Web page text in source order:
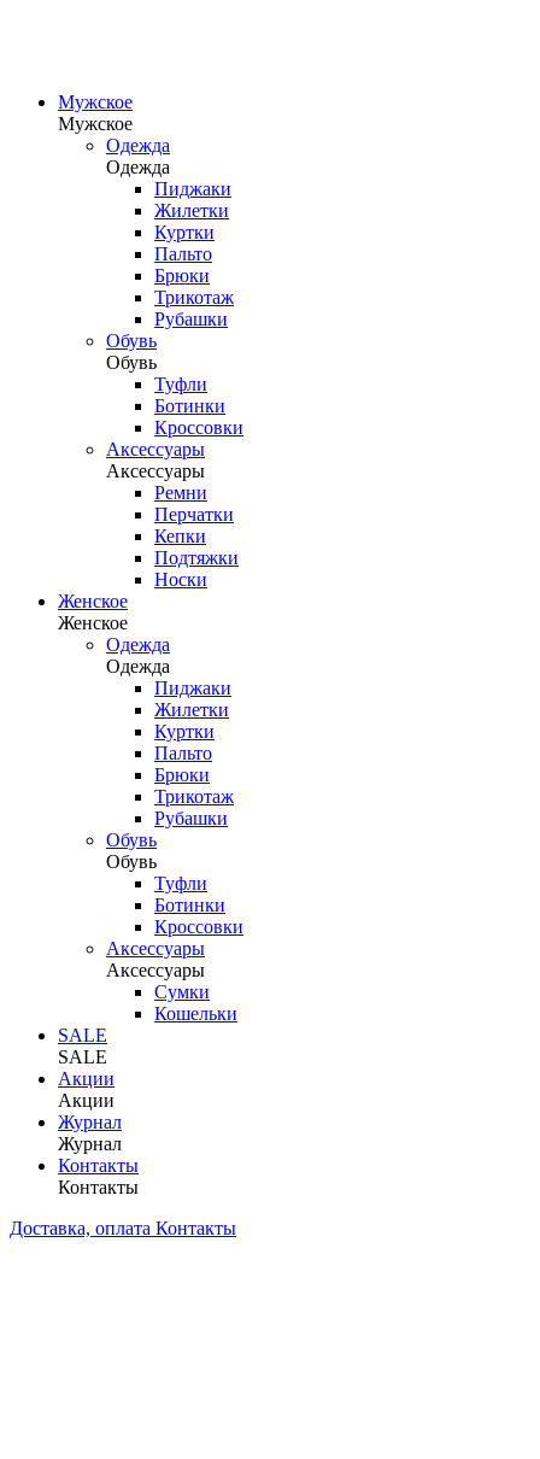
Мужское
Мужское
Одежда
Одежда
Пиджаки
Жилетки
Куртки
Пальто
Брюки
Трикотаж
Рубашки
Обувь
Обувь
Туфли
Ботинки
Кроссовки
Аксессуары
Аксессуары
Ремни
Перчатки
Кепки
Подтяжки
Носки
Женское
Женское
Одежда
Одежда
Пиджаки
Жилетки
Куртки
Пальто
Брюки
Трикотаж
Рубашки
Обувь
Обувь
Туфли
Ботинки
Кроссовки
Аксессуары
Аксессуары
Сумки
Кошельки
SALE
SALE
Акции
Акции
Журнал
Журнал
Контакты
Контакты
Доставка, оплата Контакты